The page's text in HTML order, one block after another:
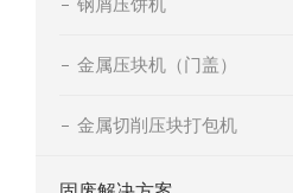
钢屑压饼机
金属压块机（门盖）
金属切削压块打包机